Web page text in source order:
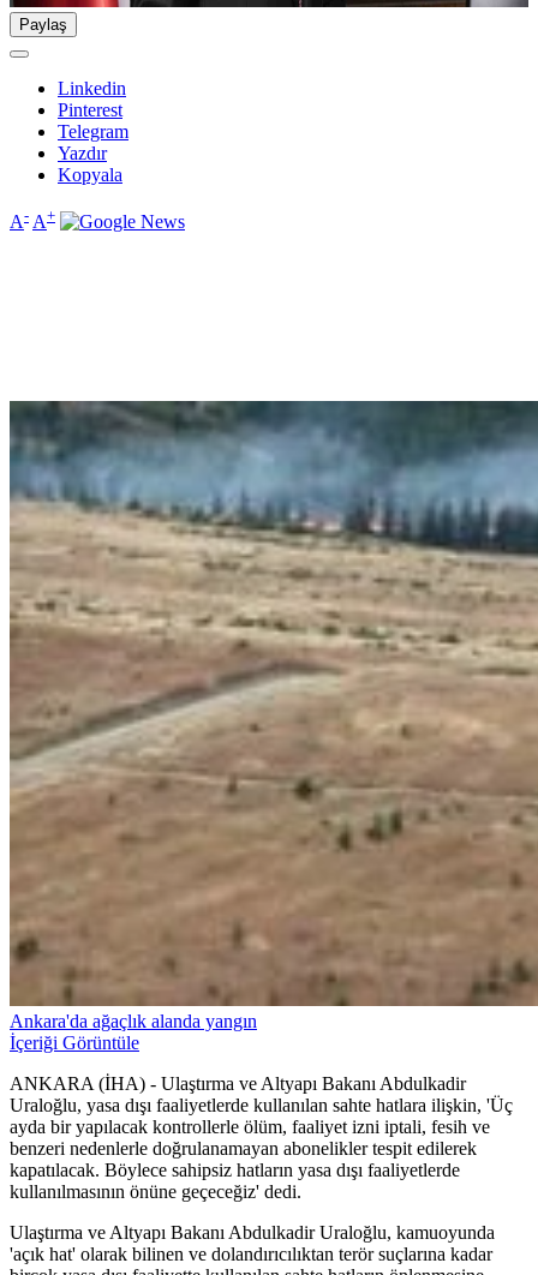
Paylaş
Linkedin
Pinterest
Telegram
Yazdır
Kopyala
A- A+
Ankara'da ağaçlık alanda yangın
İçeriği Görüntüle
ANKARA (İHA) - Ulaştırma ve Altyapı Bakanı Abdulkadir
Uraloğlu, yasa dışı faaliyetlerde kullanılan sahte hatlara ilişkin, 'Üç
ayda bir yapılacak kontrollerle ölüm, faaliyet izni iptali, fesih ve
benzeri nedenlerle doğrulanamayan abonelikler tespit edilerek
kapatılacak. Böylece sahipsiz hatların yasa dışı faaliyetlerde
kullanılmasının önüne geçeceğiz' dedi.
Ulaştırma ve Altyapı Bakanı Abdulkadir Uraloğlu, kamuoyunda
'açık hat' olarak bilinen ve dolandırıcılıktan terör suçlarına kadar